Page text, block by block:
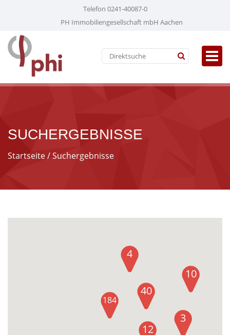
Telefon 0241-40087-0
PH Immobiliengesellschaft mbH Aachen
SUCHERGEBNISSE
Startseite/ Suchergebnisse
10
184
40
12
3
4